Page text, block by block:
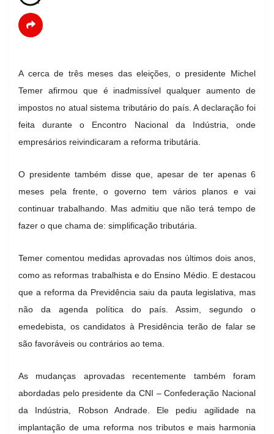
A cerca de três meses das eleições, o presidente Michel
Temer afirmou que é inadmissível qualquer aumento de
impostos no atual sistema tributário do país. A declaração foi
feita durante o Encontro Nacional da Indústria, onde
empresários reivindicaram a reforma tributária.
O presidente também disse que, apesar de ter apenas 6
meses pela frente, o governo tem vários planos e vai
continuar trabalhando. Mas admitiu que não terá tempo de
fazer o que chama de: simplificação tributária.
Temer comentou medidas aprovadas nos últimos dois anos,
como as reformas trabalhista e do Ensino Médio. E destacou
que a reforma da Previdência saiu da pauta legislativa, mas
não da agenda política do país. Assim, segundo o
emedebista, os candidatos à Presidência terão de falar se
são favoráveis ou contrários ao tema.
As mudanças aprovadas recentemente também foram
abordadas pelo presidente da CNI – Confederação Nacional
da Indústria, Robson Andrade. Ele pediu agilidade na
implantação de uma reforma nos tributos e mais harmonia